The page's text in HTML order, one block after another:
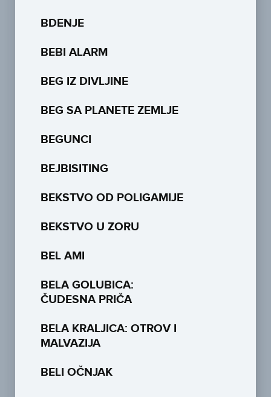
BDENJE
BEBI ALARM
BEG IZ DIVLJINE
BEG SA PLANETE ZEMLJE
BEGUNCI
BEJBISITING
BEKSTVO OD POLIGAMIJE
BEKSTVO U ZORU
BEL AMI
BELA GOLUBICA:
ČUDESNA PRIČA
BELA KRALJICA: OTROV I
MALVAZIJA
BELI OČNJAK